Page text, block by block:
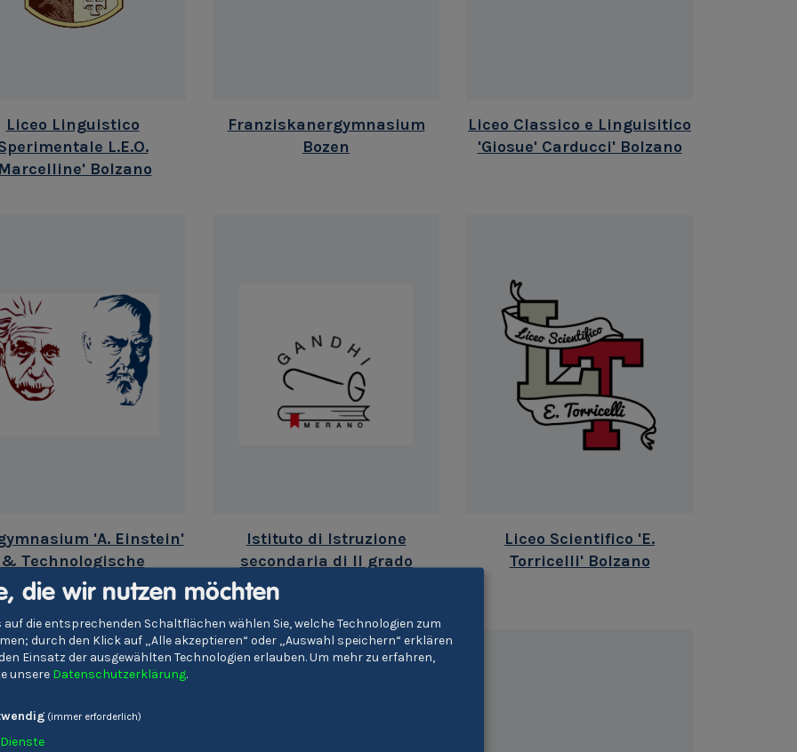
Liceo Linguistico
L.E.O.
Bolzano
Franziskanergymnasium
Bozen
Liceo Classico e Linguisitico
'Giosue' Carducci' Bolzano
'A. Einstein'
& Technologische
'O. v. Miller'
Meran
Istituto di Istruzione
secondaria di II grado
'Gandhi' Merano
Liceo Scientifico 'E.
Torricelli' Bolzano
die wir nutzen möchten
die entsprechenden Schaltflächen wählen Sie, welche Technologien zum
durch den Klick auf „Alle akzeptieren“ oder „Auswahl speichern“ erklären
den Einsatz der ausgewählten Technologien erlauben.Um mehr zu erfahren,
unsere Datenschutzerklärung.
(immer erforderlich)
Dienste